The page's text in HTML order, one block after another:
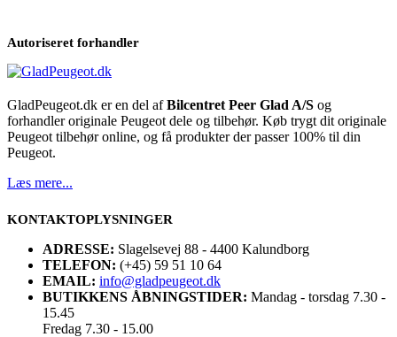
Autoriseret forhandler
GladPeugeot.dk er en del afBilcentret Peer Glad A/S og
forhandler originale Peugeot dele og tilbehør. Køb trygt dit originale
Peugeot tilbehør online, og få produkter der passer 100% til din
Peugeot.
Læs mere...
KONTAKTOPLYSNINGER
ADRESSE: Slagelsevej 88 - 4400 Kalundborg
TELEFON: (+45) 59 51 10 64
EMAIL: info@gladpeugeot.dk
BUTIKKENS ÅBNINGSTIDER: Mandag - torsdag 7.30 -
15.45
Fredag 7.30 - 15.00